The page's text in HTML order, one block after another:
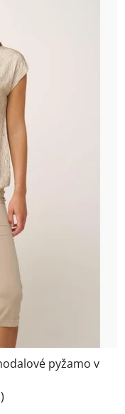
pyžamo v